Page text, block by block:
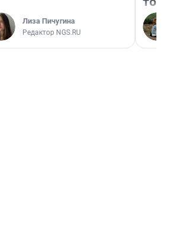
Лиза Пичугина
Редактор NGS.RU